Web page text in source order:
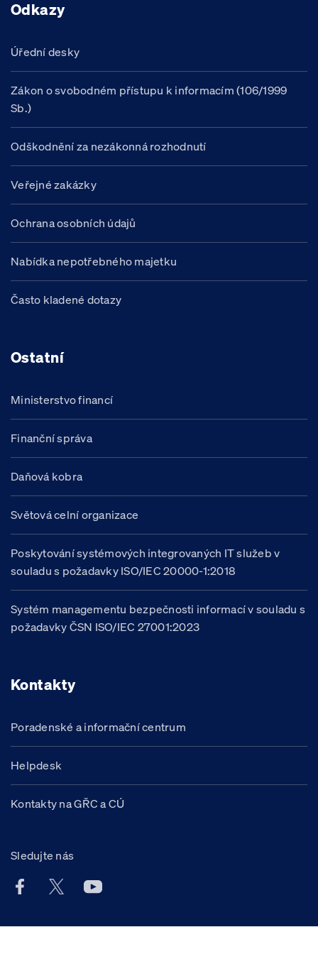
Odkazy
Úřední desky
Zákon o svobodném přístupu k informacím (106/1999
Sb.)
Odškodnění za nezákonná rozhodnutí
Veřejné zakázky
Ochrana osobních údajů
Nabídka nepotřebného majetku
Často kladené dotazy
Ostatní
Ministerstvo financí
Finanční správa
Daňová kobra
Světová celní organizace
Poskytování systémových integrovaných IT služeb v
souladu s požadavky ISO/IEC 20000-1:2018
Systém managementu bezpečnosti informací v souladu s
požadavky ČSN ISO/IEC 27001:2023
Kontakty
Poradenské a informační centrum
Helpdesk
Kontakty na GŘC a CÚ
Sledujte nás
Facebook účet Celní správy ČR
X účet Celní správy ČR
Youtube účet Celní správy ČR